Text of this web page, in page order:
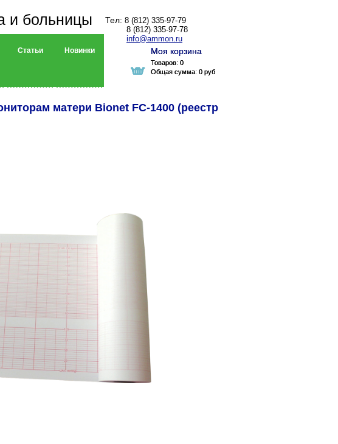
и больницы Тел: 8 (812) 335-97-79
8 (812) 335-97-78
info@ammon.ru
Моя корзина
Товаров: 0
Общая сумма: 0 руб
Статьи Новинки Моя корзина
Товаров: 0
Общая сумма: 0 руб
матери Bionet FC-1400 (реестр